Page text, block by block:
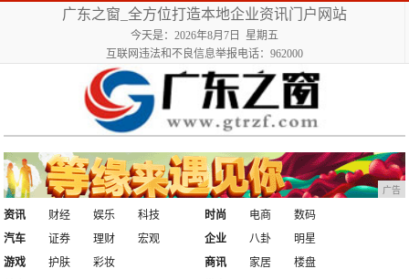
广东之窗_全方位打造本地企业资讯门户网站
今天是：2026年8月7日 星期五
互联网违法和不良信息举报电话：962000
广告
资讯 财经 娱乐
科技
汽车
证券 理财 宏观
时尚 电商
数码
企业
八卦
明星
游戏
护肤
彩妆
商讯 家居
楼盘